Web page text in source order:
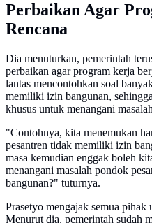
Perbaikan Agar
Rencana
Dia menuturkan, pemerintah
perbaikan agar program kerja
lantas mencontohkan soal
memiliki izin bangunan,
khusus untuk menangani
"Contohnya, kita menemukan
pesantren tidak memiliki izin
masa kemudian enggak boleh
menangani masalah pondok
bangunan?" tuturnya.
Prasetyo mengajak semua
Menurut dia, pemerintah sudah